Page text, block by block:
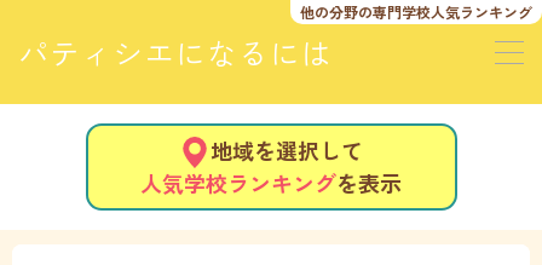
他の分野の専門学校人気ランキング
パティシエになるには
地域を選択して
人気学校ランキングを表示